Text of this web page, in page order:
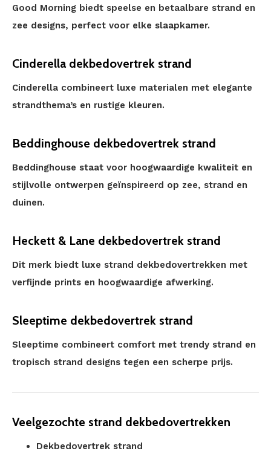
Good Morning biedt speelse en betaalbare strand en
zee designs, perfect voor elke slaapkamer.
Cinderella dekbedovertrek strand
Cinderella combineert luxe materialen met elegante
strandthema’s en rustige kleuren.
Beddinghouse dekbedovertrek strand
Beddinghouse staat voor hoogwaardige kwaliteit en
stijlvolle ontwerpen geïnspireerd op zee, strand en
duinen.
Heckett & Lane dekbedovertrek strand
Dit merk biedt luxe strand dekbedovertrekken met
verfijnde prints en hoogwaardige afwerking.
Sleeptime dekbedovertrek strand
Sleeptime combineert comfort met trendy strand en
tropisch strand designs tegen een scherpe prijs.
Veelgezochte strand dekbedovertrekken
Dekbedovertrek strand